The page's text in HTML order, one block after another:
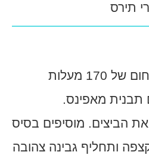
מחממים תנור לחום של 170 מעלות
תבנית מאפינס.
הביצים. מוסיפים בסיס
ותחליף גבינה צהובה